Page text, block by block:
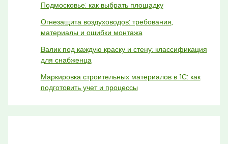
Подмосковье: как выбрать площадку
Огнезащита воздуховодов: требования,
материалы и ошибки монтажа
Валик под каждую краску и стену: классификация
для снабженца
Маркировка строительных материалов в 1С: как
подготовить учет и процессы